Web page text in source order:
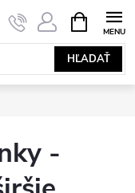
HĽADAŤ
KOŠÍK
-